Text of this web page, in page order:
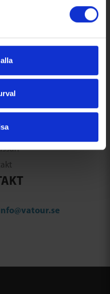
och vänder sig till
med VA. Mässan är